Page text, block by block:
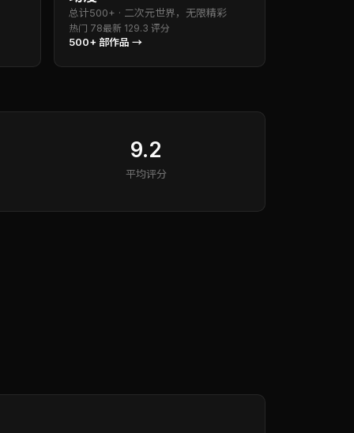
总计500+ · 二次元世界，无限精彩
热门 78最新 129.3 评分
500+ 部作品 →
9.2
平均评分